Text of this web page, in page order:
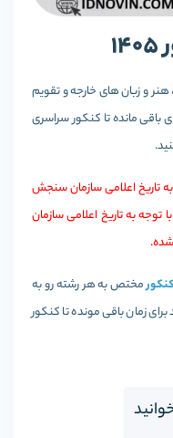
هنر و زبان های خارجه و تقویم
ی باقی مانده تا کنکور سراسری
تاریخ اعلامی سازمان سنجش
سال 1405 ارائه شده. با توجه به تاریخ اعلامی سازمان
مختص به هر رشته رو به
زمان باقی مونده تا کنکور